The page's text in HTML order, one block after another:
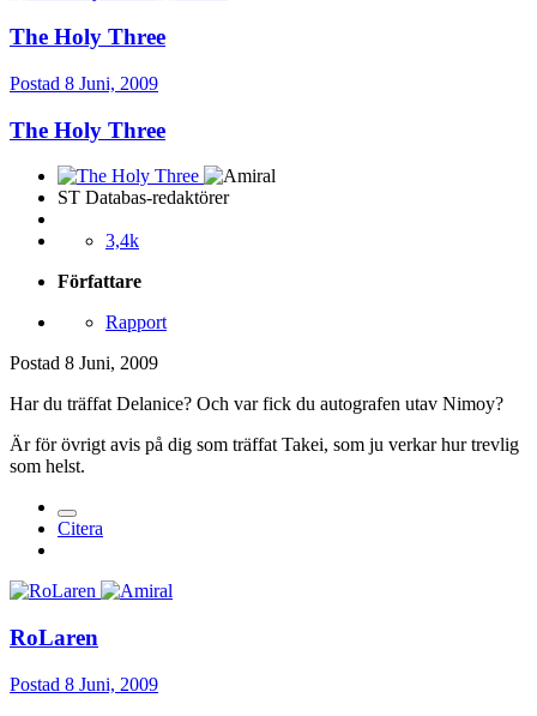
The Holy Three
Postad 8 Juni, 2009
The Holy Three
ST Databas-redaktörer
3,4k
Författare
Rapport
Postad 8 Juni, 2009
Har du träffat Delanice? Och var fick du autografen utav Nimoy?
Är för övrigt avis på dig som träffat Takei, som ju verkar hur trevlig
som helst.
Citera
RoLaren
Postad 8 Juni, 2009